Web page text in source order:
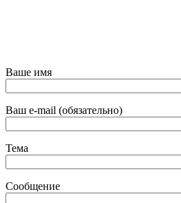
Ваше имя
Ваш e-mail (обязательно)
Тема
Сообщение